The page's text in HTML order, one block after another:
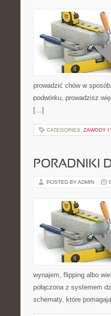
prowadzić chów w
podwórku, prowadzisz
[…]
CATEGORIES: ZAWODY I
PORADNIKI
POSTED BY ADMIN
wynajem, flipping albo
połączona z systemem
schematy, które